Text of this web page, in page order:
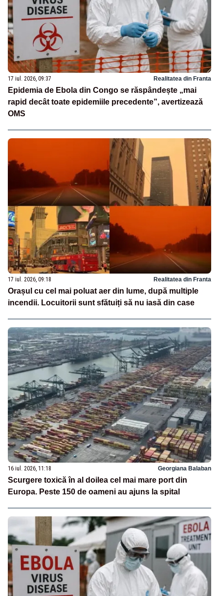
17 iul. 2026, 09:37 Realitatea din Franta
Epidemia de Ebola din Congo se răspândește „mai
rapid decât toate epidemiile precedente”, avertizează
OMS
17 iul. 2026, 09:18 Realitatea din Franta
Orașul cu cel mai poluat aer din lume, după multiple
incendii. Locuitorii sunt sfătuiți să nu iasă din case
16 iul. 2026, 11:18 Georgiana Balaban
Scurgere toxică în al doilea cel mai mare port din
Europa. Peste 150 de oameni au ajuns la spital